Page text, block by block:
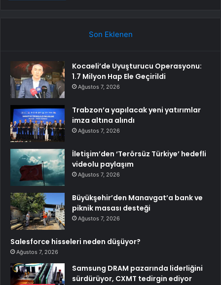
Son Eklenen
Kocaeli’de Uyuşturucu Operasyonu:
1.7 Milyon Hap Ele Geçirildi
Ağustos 7, 2026
Trabzon’a yapılacak yeni yatırımlar
imza altına alındı
Ağustos 7, 2026
İletişim’den ‘Terörsüz Türkiye’ hedefli
videolu paylaşım
Ağustos 7, 2026
Büyükşehir’den Manavgat’a bank ve
piknik masası desteği
Ağustos 7, 2026
Salesforce hisseleri neden düşüyor?
Ağustos 7, 2026
Samsung DRAM pazarında liderliğini
sürdürüyor, CXMT tedirgin ediyor